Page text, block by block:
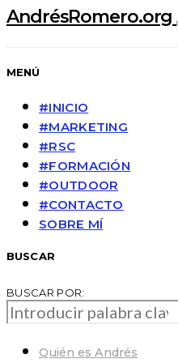
AndrésRomero.org
MENÚ
#INICIO
#MARKETING
#RSC
#FORMACIÓN
#OUTDOOR
#CONTACTO
SOBRE MÍ
BUSCAR
BUSCAR POR:
Quién es Andrés